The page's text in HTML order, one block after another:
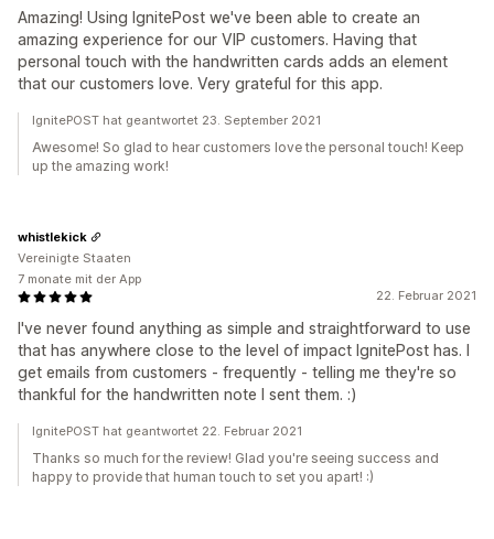
Amazing! Using IgnitePost we've been able to create an
amazing experience for our VIP customers. Having that
personal touch with the handwritten cards adds an element
that our customers love. Very grateful for this app.
IgnitePOST hat geantwortet 23. September 2021
Awesome! So glad to hear customers love the personal touch! Keep
up the amazing work!
22. Februar 2021
I've never found anything as simple and straightforward to use
that has anywhere close to the level of impact IgnitePost has. I
get emails from customers - frequently - telling me they're so
thankful for the handwritten note I sent them. :)
whistlekick
Vereinigte Staaten
7 monate mit der App
IgnitePOST hat geantwortet 22. Februar 2021
Thanks so much for the review! Glad you're seeing success and
happy to provide that human touch to set you apart! :)